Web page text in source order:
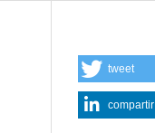
tweet
compartir